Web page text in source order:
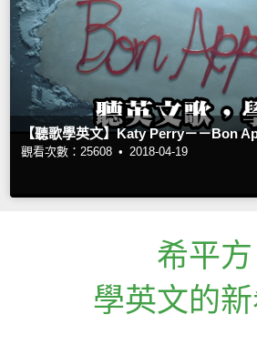
【聽歌學英文】Katy Perry－－Bon
觀看次數：25608 • 2018-04-19
希平方
學英文的